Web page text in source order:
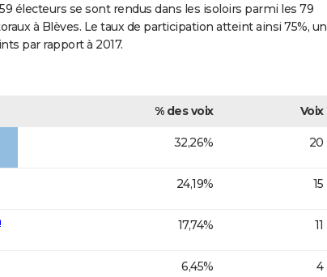
électeurs se sont rendus dans les isoloirs parmi les 79
à Blèves. Le taux de participation atteint ainsi 75%, un
par rapport à 2017.
% des voix
Voix
32,26% 20
24,19% 15
17,74% 11
6,45% 4